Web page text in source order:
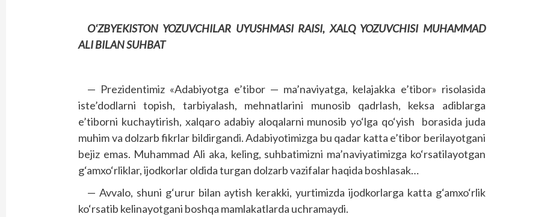
O‘ZBYEKISTON YOZUVCHILAR UYUSHMASI RAISI, XALQ YOZUVCHISI MUHAMMAD
ALI BILAN SUHBAT
— Prezidentimiz «Adabiyotga e’tibor — ma’naviyatga, kelajakka e’tibor» risolasida
iste’dodlarni topish, tarbiyalash, mehnatlarini munosib qadrlash, keksa adiblarga
e’tiborni kuchaytirish, xalqaro adabiy aloqalarni munosib yo‘lga qo‘yish borasida juda
muhim va dolzarb fikrlar bildirgandi. Adabiyotimizga bu qadar katta e’tibor berilayotgani
bejiz emas. Muhammad Ali aka, keling, suhbatimizni ma’naviyatimizga ko‘rsatilayotgan
g‘amxo‘rliklar, ijodkorlar oldida turgan dolzarb vazifalar haqida boshlasak…
— Avvalo, shuni g‘urur bilan aytish kerakki, yurtimizda ijodkorlarga katta g‘amxo‘rlik
ko‘rsatib kelinayotgani boshqa mamlakatlarda uchramaydi.